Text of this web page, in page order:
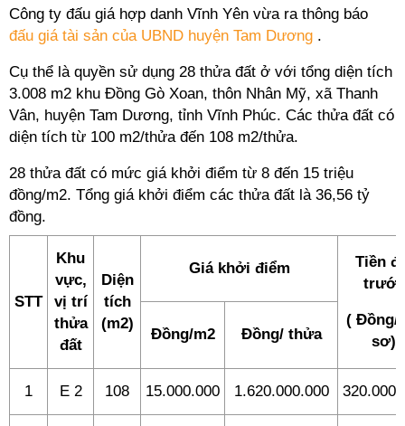
Công ty đấu giá hợp danh Vĩnh Yên vừa ra thông báo
đấu giá tài sản của UBND huyện Tam Dương .
Cụ thể là quyền sử dụng 28 thửa đất ở với tổng diện tích
3.008 m2 khu Đồng Gò Xoan, thôn Nhân Mỹ, xã Thanh
Vân, huyện Tam Dương, tỉnh Vĩnh Phúc. Các thửa đất có
diện tích từ 100 m2/thửa đến 108 m2/thửa.
28 thửa đất có mức giá khởi điểm từ 8 đến 15 triệu
đồng/m2. Tổng giá khởi điểm các thửa đất là 36,56 tỷ
đồng.
STT
Khu
vực,
vị trí
thửa
đất
Diện
tích
(m2)
Giá khởi điểm
Tiền
trước
( Đồng/
sơ)
Đồng/m2 Đồng/ thửa
1 E 2 108 15.000.000 1.620.000.000